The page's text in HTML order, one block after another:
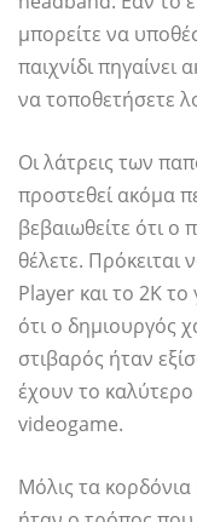
μπορείτε να
παιχνίδι
να τοποθετήσετε
Οι λάτρεις των
προστεθεί ακόμα
βεβαιωθείτε ότι ο
θέλετε.
Player και το 2K το
ότι ο δημιουργός
στιβαρός ήταν
έχουν το
videogame.
Μόλις τα